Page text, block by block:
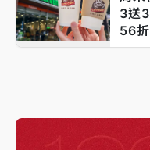
3送
56折